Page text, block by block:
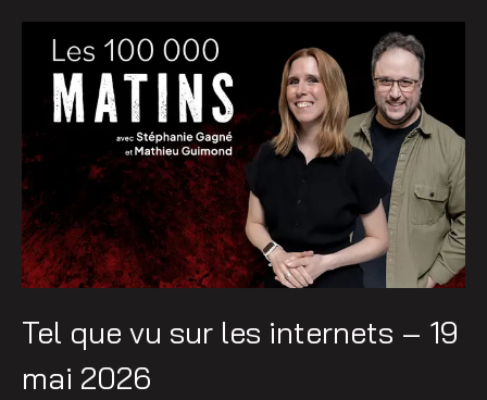
Le Parti Québécois s’engage à améliorer la qualité de vie
des citoyens en région
La fermeture se prolonge sur le chemin de fer vers le
Labrador et Schefferville
Tel que vu sur les internets – 19
mai 2026